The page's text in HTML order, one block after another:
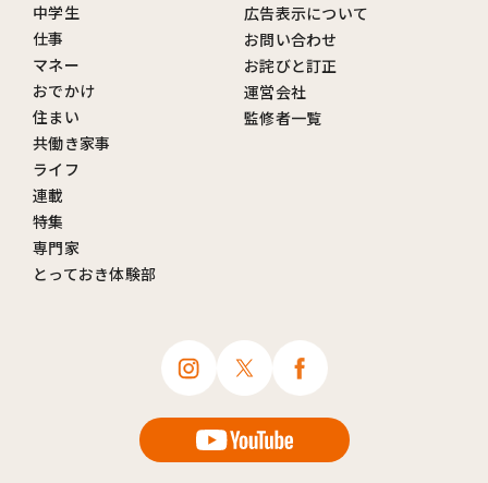
中学生
仕事
マネー
おでかけ
住まい
共働き家事
ライフ
連載
特集
専門家
とっておき体験部
広告表示について
お問い合わせ
お詫びと訂正
運営会社
監修者一覧